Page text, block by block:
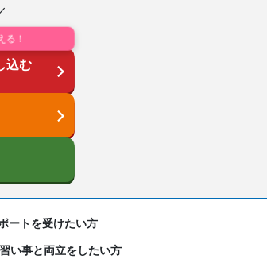
、オンライン対応、1科目から受講可能、季節講習
り
化学、生物、地学、社会、倫理、日本史、世界史、
る！
込む
ートを受けたい方
い事と両立をしたい方